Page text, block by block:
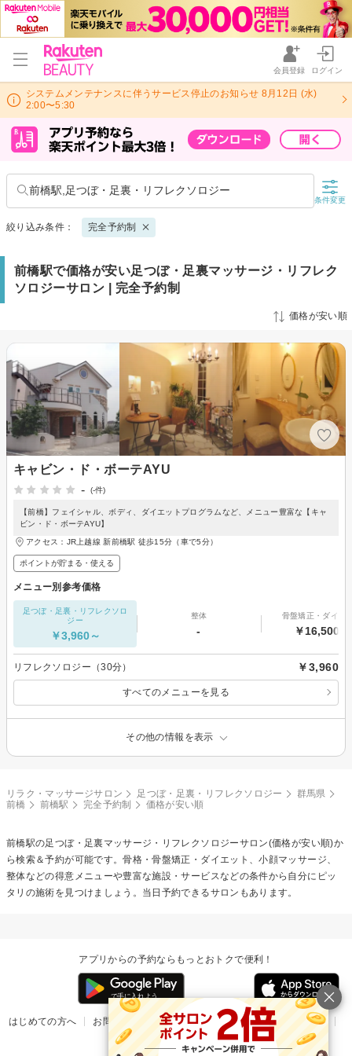
会員登録 ログイン
システムメンテナンスに伴うサービス停止のお知らせ 8月12日 (水)
2:00〜5:30
前橋駅,足つぼ・足裏・リフレクソロジー
条件変更
絞り込み条件： 完全予約制
前橋駅で価格が安い足つぼ・足裏マッサージ・リフレク
ソロジーサロン | 完全予約制
価格が安い順
キャビン・ド・ボーテAYU
-
(-件)
【前橋】フェイシャル、ボディ、ダイエットプログラムなど、メニュー豊富な【キャ
ビン・ド・ボーテAYU】
アクセス：JR上越線 新前橋駅 徒歩15分（車で5分）
ポイントが貯まる・使える
メニュー別参考価格
足つぼ・足裏・リフレクソロ
ジー
￥3,960～
整体
-
骨盤矯正・ダイエ
￥16,500～
リフレクソロジー（30分） ￥3,960
すべてのメニューを見る
その他の情報を表示
リラク・マッサージサロン 足つぼ・足裏・リフレクソロジー
群馬県
前橋
前橋駅 完全予約制 価格が安い順
前橋駅の足つぼ・足裏マッサージ・リフレクソロジーサロン(価格が安い順)か
ら検索＆予約が可能です。骨格・骨盤矯正・ダイエット、小顔マッサージ、
整体などの得意メニューや豊富な施設・サービスなどの条件から自分にピッ
タリの施術を見つけましょう。当日予約できるサロンもあります。
アプリからの予約ならもっとおトクで便利！
はじめての方へ お問い合わせ ヘルプ リリース情報
利用規約
掲載ご希望のサロン様